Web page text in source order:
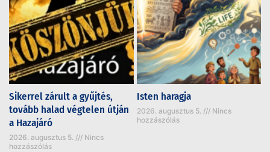
Sikerrel zárult a gyűjtés,
tovább halad végtelen útján
a Hazajáró
2026. augusztus 5.
Nincs
hozzászólás
Isten haragja
2026. augusztus 5.
Nincs
hozzászólás